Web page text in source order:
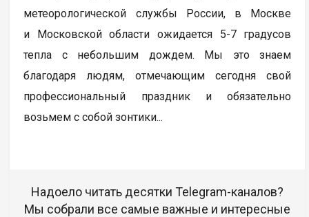
метеорологической службы России, в Москве
и Московской области ожидается 5-7 градусов
тепла с небольшим дождем. Мы это знаем
благодаря людям, отмечающим сегодня свой
профессиональный праздник и обязательно
возьмем с собой зонтики...
Надоело читать десятки Telegram-каналов?
Мы собрали все самые важные и интересные